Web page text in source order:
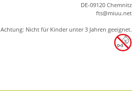
DE-09120 Chemnitz
fts@miuu.net
Achtung: Nicht für Kinder unter 3 Jahren geeignet.